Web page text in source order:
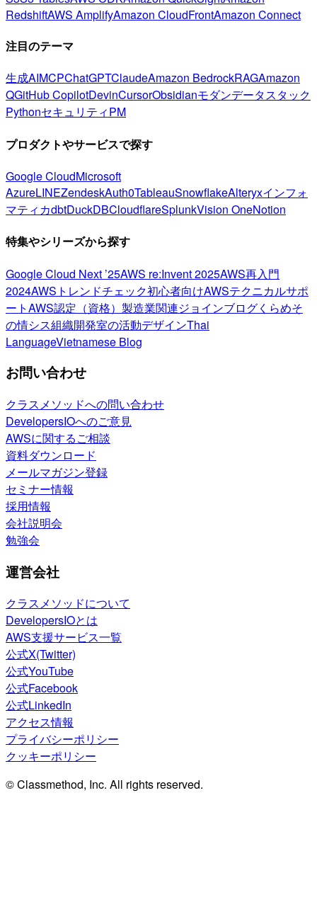
RedshiftAWS AmplifyAmazon CloudFrontAmazon Connect
注目のテーマ
生成AIMCPChatGPTClaudeAmazon BedrockRAGAmazon
QGitHub CopilotDevinCursorObsidianモダンデータスタック
PythonセキュリティPM
プロダクトやサービスで探す
Google CloudMicrosoft
AzureLINEZendeskAuth0TableauSnowflakeAlteryxインフォ
マティカdbtDuckDBCloudflareSplunkVision OneNotion
特集やシリーズから探す
Google Cloud Next ’25AWS re:Invent 2025AWS再入門
2024AWSトレンドチェック初心者向けAWSテクニカルサポ
ートAWS認定（資格） 製造業関連ジョインブログくらめそ
の情シス組織開発室の活動デザインThai
LanguageVietnamese Blog
お問い合わせ
クラスメソッドへの問い合わせ
DevelopersIOへのご意見
AWSに関するご相談
資料ダウンロード
メールマガジン登録
セミナー情報
採用情報
会社説明会
勉強会
運営会社
クラスメソッドについて
DevelopersIOとは
AWS支援サービス一覧
公式X(Twitter)
公式YouTube
公式Facebook
公式LinkedIn
アクセス情報
プライバシーポリシー
クッキーポリシー
© Classmethod, Inc. All rights reserved.